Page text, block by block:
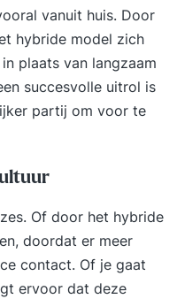
spelen de
geen rol. Wij leiden
zoals die is
theorie
Definitie en
en typen
Inhoud praktijk
en risico`s
vanuit huis. Door
hybride model zich
plaats van langzaam
succesvolle uitrol is
partij om voor te
Of door het hybride
doordat er meer
contact. Of je gaat
ervoor dat deze